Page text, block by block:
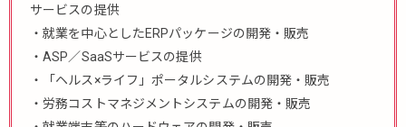
サービスの提供
・就業を中心としたERPパッケージの開発・販売
・ASP／SaaSサービスの提供
・「ヘルス×ライフ」ポータルシステムの開発・販売
・労務コストマネジメントシステムの開発・販売